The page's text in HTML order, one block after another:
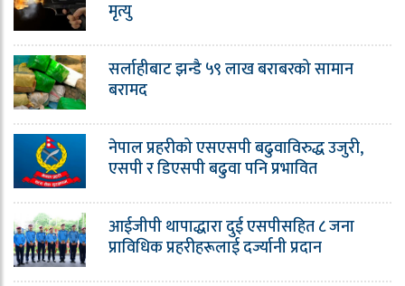
मृत्यु
सर्लाहीबाट झन्डै ५९ लाख बराबरको सामान
बरामद
नेपाल प्रहरीको एसएसपी बढुवाविरुद्ध उजुरी,
एसपी र डिएसपी बढुवा पनि प्रभावित
आईजीपी थापाद्धारा दुई एसपीसहित ८ जना
प्राविधिक प्रहरीहरूलाई दर्ज्यानी प्रदान